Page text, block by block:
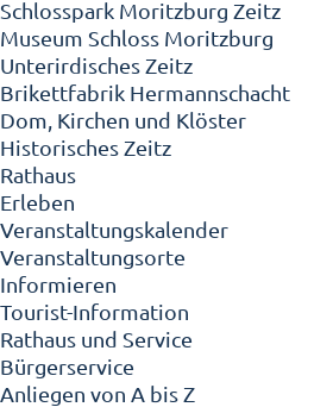
Schlosspark Moritzburg Zeitz
Museum Schloss Moritzburg
Unterirdisches Zeitz
Brikettfabrik Hermannschacht
Dom, Kirchen und Klöster
Historisches Zeitz
Rathaus
Erleben
Veranstaltungskalender
Veranstaltungsorte
Informieren
Tourist-Information
Rathaus und Service
Bürgerservice
Anliegen von A bis Z